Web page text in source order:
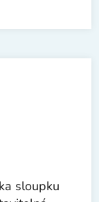
sloupku